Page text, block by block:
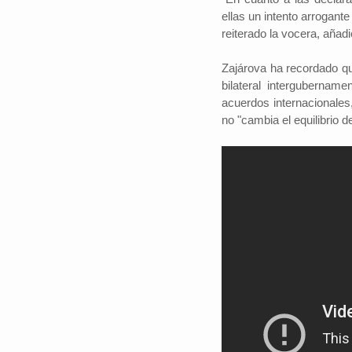
ellas un intento
reiterado la vocera,
Zajárova ha recordado
bilateral
acuerdos
no "cambia el equilibrio
#iloveSCZ
Periodistas por el
Autor: Daniel
político.La
Santa Cruz